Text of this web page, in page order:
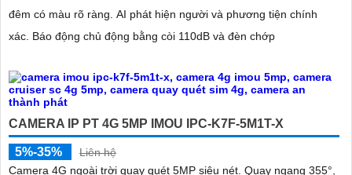
đêm có màu rõ ràng. AI phát hiện người và phương tiện chính
xác. Báo động chủ động bằng còi 110dB và đèn chớp
CAMERA IP PT 4G 5MP IMOU IPC-K7F-5M1T-X
5%-35%
Liên hệ
Camera 4G ngoài trời quay quét 5MP siêu nét. Quay ngang 355°,